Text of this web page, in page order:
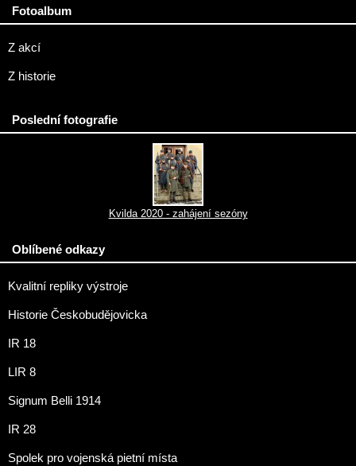
Fotoalbum
Z akcí
Z historie
Poslední fotografie
Kvilda 2020 - zahájení sezóny
Oblíbené odkazy
Kvalitní repliky výstroje
Historie Českobudějovicka
IR 18
LIR 8
Signum Belli 1914
IR 28
Spolek pro vojenská pietní místa